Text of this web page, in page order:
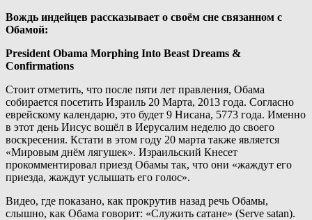
Вождь индейцев рассказывает о своём сне связанном с
Обамой:
President Obama Morphing Into Beast Dreams &
Confirmations
Стоит отметить, что после пяти лет правления, Обама
собирается посетить Израиль 20 Марта, 2013 года. Согласно
еврейскому календарю, это будет 9 Нисана, 5773 года. Именно
в этот день Иисус вошёл в Иерусалим неделю до своего
воскресения. Кстати в этом году 20 марта также является
«Мировым днём лягушек». Израильский Кнесет
прокомментировал приезд Обамы так, что они «жаждут его
приезда, жаждут услышать его голос».
Видео, где показано, как прокрутив назад речь Обамы,
слышно, как Обама говорит: «Служить сатане» (Serve satan).